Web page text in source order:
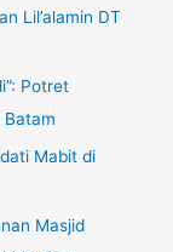
Lil’alamin DT
Potret
Batam
Mabit di
Masjid